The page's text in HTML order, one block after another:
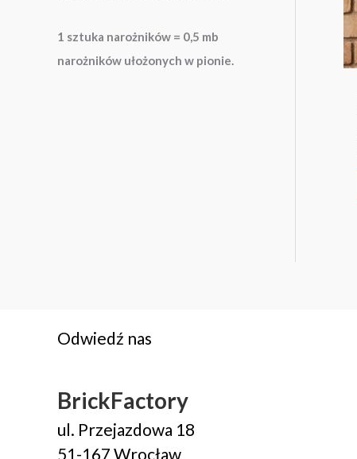
1 sztuka narożników = 0,5 mb
narożników ułożonych w pionie.
Odwiedź nas
BrickFactory
ul. Przejazdowa 18
51-167 Wrocław